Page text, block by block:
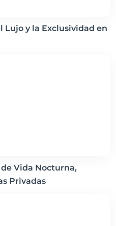
Lujo y la Exclusividad en
de Vida Nocturna,
Privadas